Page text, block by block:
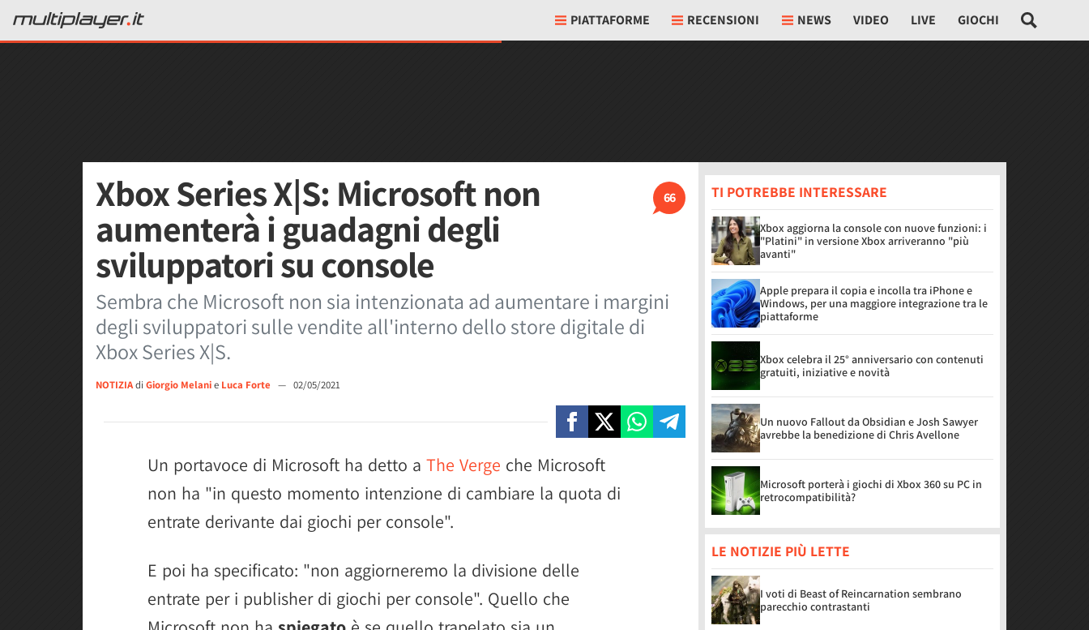
PIATTAFORME RECENSIONI NEWS VIDEO LIVE GIOCHI
66
Xbox Series X|S: Microsoft non
aumenterà i guadagni degli
sviluppatori su console
Sembra che Microsoft non sia intenzionata ad aumentare i margini
degli sviluppatori sulle vendite all'interno dello store digitale di
Xbox Series X|S.
NOTIZIAdi Giorgio Melanie Luca Forte — 02/05/2021
Un portavoce di Microsoft ha detto a The Verge che Microsoft
non ha "in questo momento intenzione di cambiare la quota di
entrate derivante dai giochi per console".
E poi ha specificato: "non aggiorneremo la divisione delle
entrate per i publisher di giochi per console". Quello che
TI POTREBBE INTERESSARE
Xbox aggiorna la console con nuove funzioni: i
"Platini" in versione Xbox arriveranno "più
avanti"
Apple prepara il copia e incolla tra iPhone e
Windows, per una maggiore integrazione tra le
piattaforme
Xbox celebra il 25° anniversario con contenuti
gratuiti, iniziative e novità
Un nuovo Fallout da Obsidian e Josh Sawyer
avrebbe la benedizione di Chris Avellone
Microsoft porterà i giochi di Xbox 360 su PC in
retrocompatibilità?
LE NOTIZIE PIÙ LETTE
I voti di Beast of Reincarnation sembrano
parecchio contrastanti